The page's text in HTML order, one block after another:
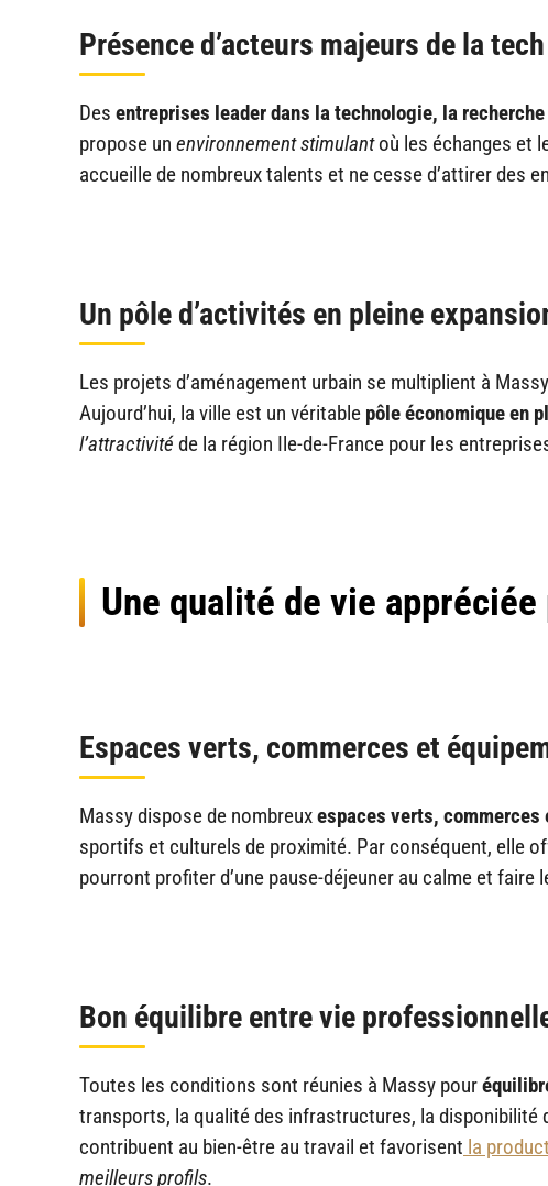
Présence d’acteurs majeurs de la
Des entreprises leader dans la technologie, la
propose un environnement stimulantoù les échanges et
accueille de nombreux talents et ne cesse d’attirer des
Un pôle d’activités en pleine
Les projets d’aménagement urbain se multiplient à
Aujourd’hui, la ville est un véritable pôle économique en
l’attractivitéde la région Ile-de-France pour les
Une qualité de vie
Espaces verts, commerces et
Massy dispose de nombreuxespaces verts, commerces
sportifs et culturels de proximité. Par conséquent, elle
pourront profiter d’une pause-déjeuner au calme et
Bon équilibre entre vie
Toutes les conditions sont réunies à Massy pour
transports, la qualité des infrastructures, la disponibilité
contribuent au bien-être au travail et favorisent la
meilleurs profils.